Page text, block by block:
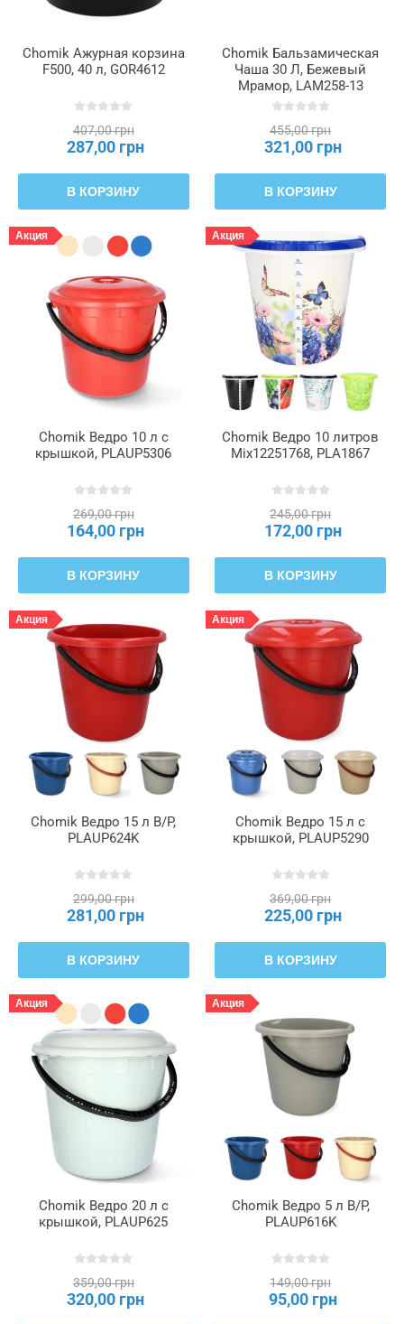
Chomik Ажурная корзина
F500, 40 л, GOR4612
407,00 грн
287,00 грн
В КОРЗИНУ
Chomik Бальзамическая
Чаша 30 Л, Бежевый
Мрамор, LAM258-13
455,00 грн
321,00 грн
В КОРЗИНУ
Акция
Chomik Ведро 10 л с
крышкой, PLAUP5306
269,00 грн
164,00 грн
В КОРЗИНУ
Акция
Chomik Ведро 10 литров
Mix12251768, PLA1867
245,00 грн
172,00 грн
В КОРЗИНУ
Акция
Chomik Ведро 15 л B/P,
PLAUP624K
299,00 грн
281,00 грн
В КОРЗИНУ
Акция
Chomik Ведро 15 л с
крышкой, PLAUP5290
369,00 грн
225,00 грн
В КОРЗИНУ
Акция
Chomik Ведро 20 л с
крышкой, PLAUP625
359,00 грн
320,00 грн
Акция
Chomik Ведро 5 л B/P,
PLAUP616K
149,00 грн
95,00 грн